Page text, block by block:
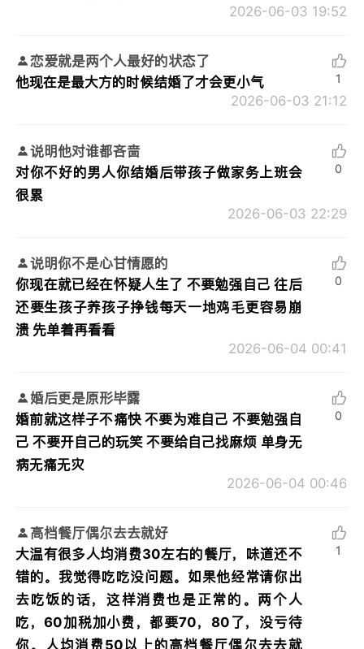
2026-06-03 19:52
恋爱就是两个人最好的状态了
他现在是最大方的时候结婚了才会更小气
2026-06-03 21:12
1
说明他对谁都吝啬
对你不好的男人你结婚后带孩子做家务上班会
很累
2026-06-03 22:29
0
说明你不是心甘情愿的
你现在就已经在怀疑人生了 不要勉强自己 往后
还要生孩子养孩子挣钱每天一地鸡毛更容易崩
溃 先单着再看看
2026-06-04 00:41
0
婚后更是原形毕露
婚前就这样子不痛快 不要为难自己 不要勉强自
己 不要开自己的玩笑 不要给自己找麻烦 单身无
病无痛无灾
2026-06-04 00:46
0
高档餐厅偶尔去去就好
大温有很多人均消费30左右的餐厅，味道还不
错的。我觉得吃吃没问题。如果他经常请你出
去吃饭的话，这样消费也是正常的。两个人
吃，60加税加小费，都要70，80了，没亏待
你。人均消费50以上的高档餐厅偶尔去去就
1